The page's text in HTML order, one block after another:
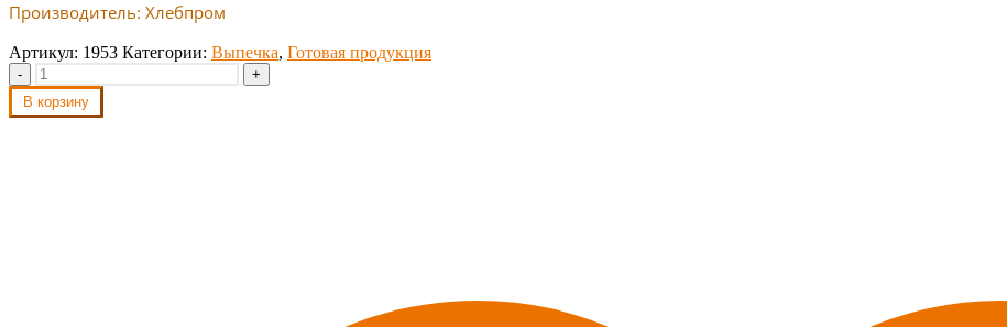
Производитель: Хлебпром
Артикул: 1953 Категории: Выпечка, Готовая продукция
-
+
В корзину